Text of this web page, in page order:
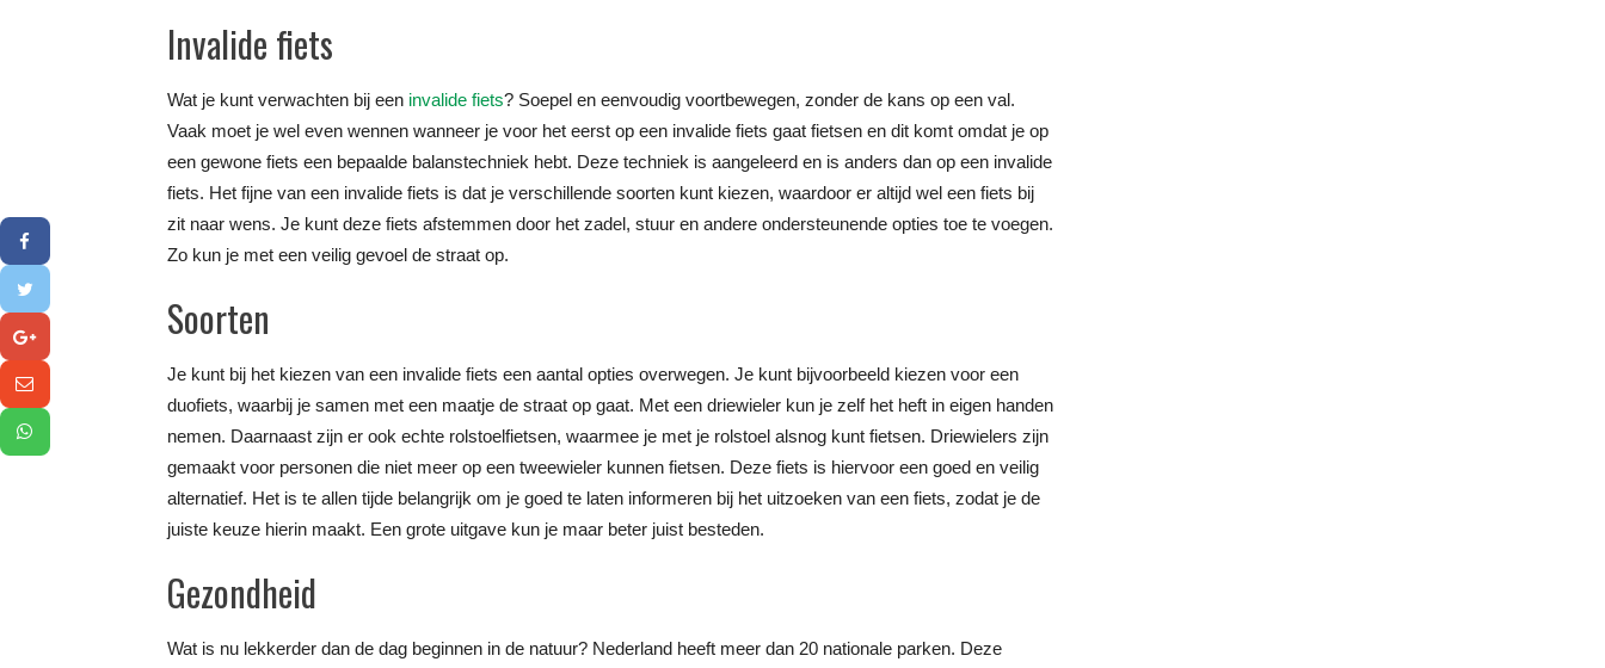
Invalide fiets
Wat je kunt verwachten bij een invalide fiets? Soepel en eenvoudig voortbewegen, zonder de kans op een val.
Vaak moet je wel even wennen wanneer je voor het eerst op een invalide fiets gaat fietsen en dit komt omdat je op
een gewone fiets een bepaalde balanstechniek hebt. Deze techniek is aangeleerd en is anders dan op een invalide
fiets. Het fijne van een invalide fiets is dat je verschillende soorten kunt kiezen, waardoor er altijd wel een fiets bij
zit naar wens. Je kunt deze fiets afstemmen door het zadel, stuur en andere ondersteunende opties toe te voegen.
Zo kun je met een veilig gevoel de straat op.
Soorten
Je kunt bij het kiezen van een invalide fiets een aantal opties overwegen. Je kunt bijvoorbeeld kiezen voor een
duofiets, waarbij je samen met een maatje de straat op gaat. Met een driewieler kun je zelf het heft in eigen handen
nemen. Daarnaast zijn er ook echte rolstoelfietsen, waarmee je met je rolstoel alsnog kunt fietsen. Driewielers zijn
gemaakt voor personen die niet meer op een tweewieler kunnen fietsen. Deze fiets is hiervoor een goed en veilig
alternatief. Het is te allen tijde belangrijk om je goed te laten informeren bij het uitzoeken van een fiets, zodat je de
juiste keuze hierin maakt. Een grote uitgave kun je maar beter juist besteden.
Gezondheid
Wat is nu lekkerder dan de dag beginnen in de natuur? Nederland heeft meer dan 20 nationale parken. Deze